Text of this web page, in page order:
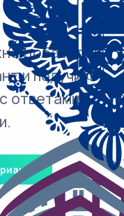
добавить в
и получить
ответами и